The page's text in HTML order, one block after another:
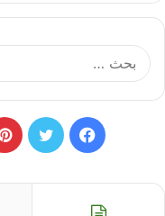
فيسبوكتويتر